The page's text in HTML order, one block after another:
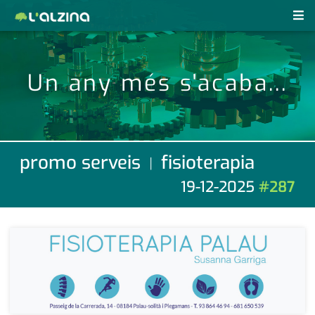
notícies
últimes notícies
activitats
agenda
economia
empresa
esports
revistes pdf
anunciants
subscripció
contacte
telèfons
Un any més s'acaba...
promo serveis | fisioterapia
19-12-2025 #287